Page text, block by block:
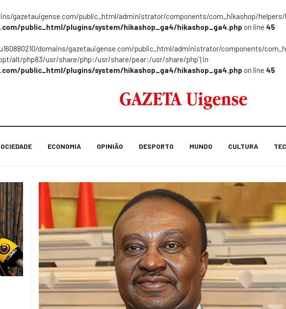
gazetauigense.com/public_html/administrator/components/com_hikashop/
public_html/plugins/system/hikashop_ga4/hikashop_ga4.php on line 45
domains/gazetauigense.com/public_html/administrator/components/
alt/php83/usr/share/php:/usr/share/pear:/usr/share/php') in
public_html/plugins/system/hikashop_ga4/hikashop_ga4.php on line 45
ECONOMIA OPINIÃO DESPORTO MUNDO CULTURA